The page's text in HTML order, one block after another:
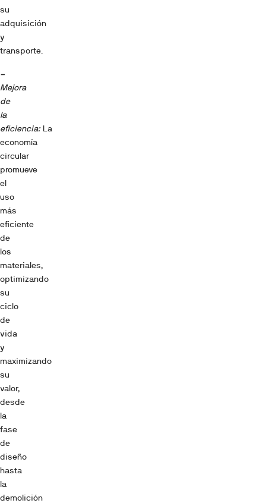
su
adquisición
y
transporte.
–
Mejora
de
la
eficiencia:La
economía
circular
promueve
el
uso
más
eficiente
de
los
materiales,
optimizando
su
ciclo
de
vida
y
maximizando
su
valor,
desde
la
fase
de
diseño
hasta
la
demolición